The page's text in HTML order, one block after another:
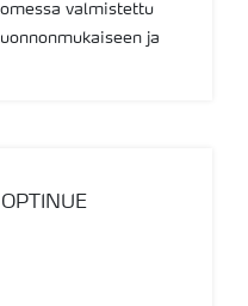
valmistettu
ja